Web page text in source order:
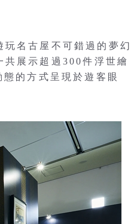
名古屋不可錯過的夢幻
展示超過300件浮世繪
的方式呈現於遊客眼